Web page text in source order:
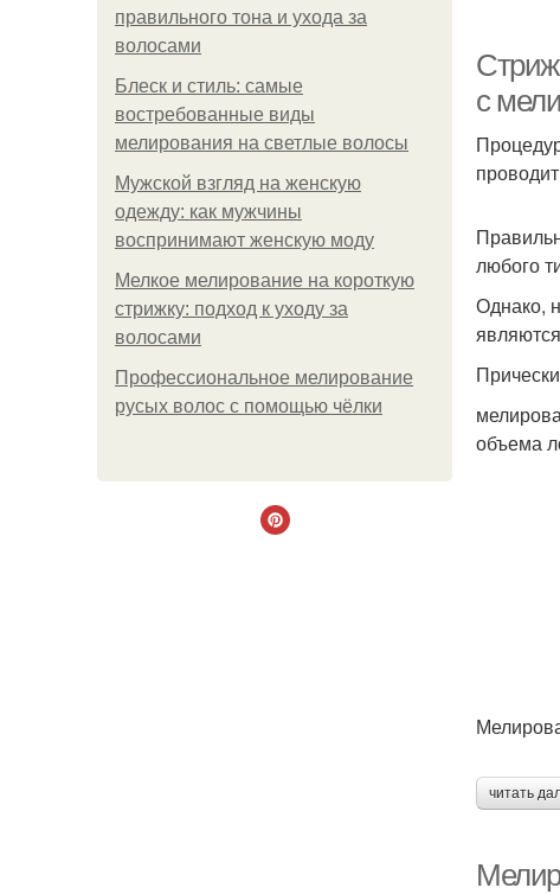
правильного тона и ухода за
волосами
Блеск и стиль: самые
востребованные виды
мелирования на светлые волосы
Мужской взгляд на женскую
одежду: как мужчины
воспринимают женскую моду
Мелкое мелирование на короткую
стрижку: подход к уходу за
волосами
Профессиональное мелирование
русых волос с помощью чёлки
с
любого
Однако,
объема
читать